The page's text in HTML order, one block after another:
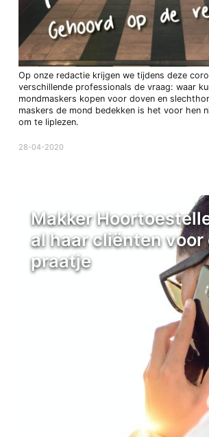
Op onze redactie krijgen we tijdens deze
verschillende professionals de vraag: waar
mondmaskers kopen voor doven en
maskers de mond bedekken is het voor hen
om te liplezen.
28-04-2020
Makker
al haar cliënten voor
praatje